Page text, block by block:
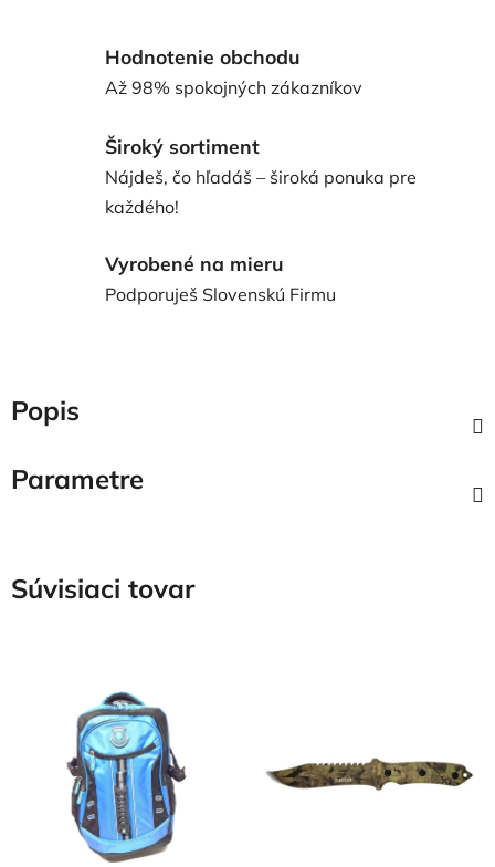
Hodnotenie obchodu
Až 98% spokojných zákazníkov
Široký sortiment
Nájdeš, čo hľadáš – široká ponuka pre
každého!
Vyrobené na mieru
Podporuješ Slovenskú Firmu
Popis
Parametre
Súvisiaci tovar